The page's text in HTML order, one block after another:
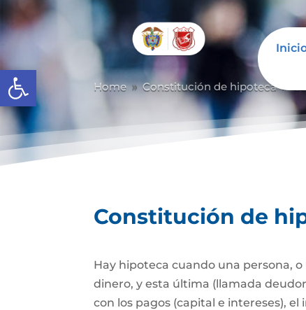
Abrir barra de herramientas
Home 9 Constitución de hipoteca 9
Constitución de
Hay hipoteca cuando una persona,
dinero, y esta última (llamada
con los pagos (capital e intereses),